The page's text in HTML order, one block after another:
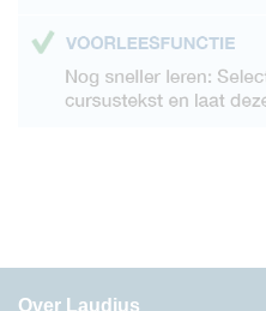
Over Laudius